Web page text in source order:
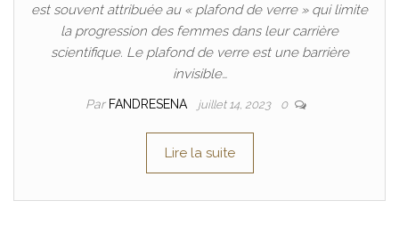
est souvent attribuée au « plafond de verre » qui limite
la progression des femmes dans leur carrière
scientifique. Le plafond de verre est une barrière
invisible…
Par FANDRESENA juillet 14, 2023 0
Lire la suite